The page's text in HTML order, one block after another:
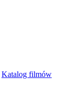
Katalog filmów